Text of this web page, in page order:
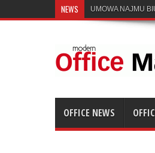
NEWS UMOWA NAJMU
OFFICE NEWS